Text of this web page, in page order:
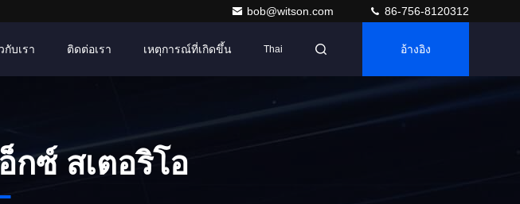
bob@witson.com 86-756-8120312
กับเรา ติดต่อเรา เหตุการณ์ที่เกิดขึ้น Thai อ้างอิง
กซ์ สเตอริโอ